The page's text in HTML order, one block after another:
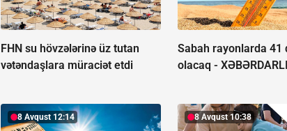
FHN su hövzələrinə üz tutan
vətəndaşlara müraciət etdi
Sabah rayonlarda 41
olacaq -
8 Avqust 12:14 8 Avqust 10:38